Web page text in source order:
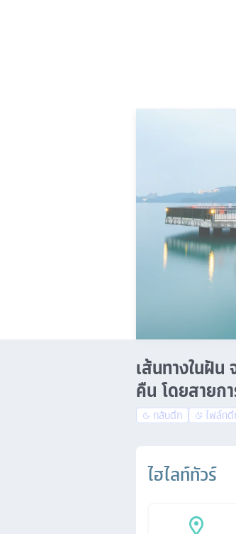
เส้นทางในฝัน
คืน โดยสายก
กลับดึก ไฟล์ท
ไฮไลท์ทัวร์